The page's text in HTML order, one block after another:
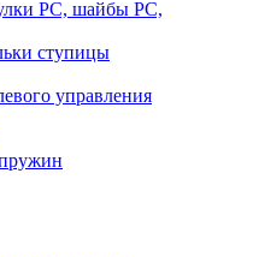
РС, шайбы РС,
ступицы
управления